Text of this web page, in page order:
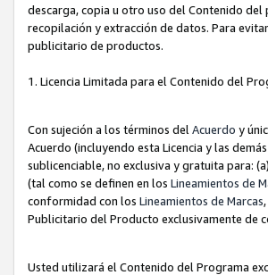
descarga, copia u otro uso del Contenido
recopilación y extracción de datos. Para
publicitario de productos.
1. Licencia Limitada para el Contenido del
Con sujeción a los términos del Acuerdo y
Acuerdo (incluyendo esta Licencia y las
sublicenciable, no exclusiva y gratuita para:
(tal como se definen en los Lineamientos de
conformidad con los Lineamientos de Marcas
Publicitario del Producto exclusivamente de
Usted utilizará el Contenido del Programa